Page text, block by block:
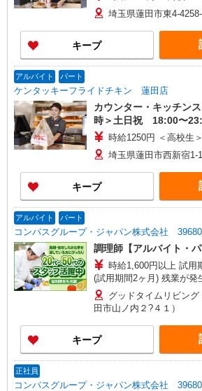
埼玉県蓮田市東4-
キープ
アルバイト パート
ケンタッキーフライドチキン 蓮田店
カウンター・キッチン
時＞土日祝 18:00〜
時給1250円 ＜高校生
埼玉県蓮田市西新宿1-
キープ
アルバイト パート
コンパスグループ・ジャパン株式会社
調理師【アルバイト・パ
時給1,600円以上 試用期間中 時給1,600円以上
(試用期間2ヶ月) 残業が発生した場合、残業代を1
分単位で別途支給します。
グッドタイムリビン
田市山ノ内２?４１）
キープ
正社員
コンパスグループ・ジャパン株式会社